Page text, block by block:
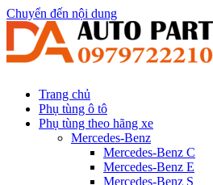
Chuyển đến nội dung
Trang chủ
Phụ tùng ô tô
Phụ tùng theo hãng xe
Mercedes-Benz
Mercedes-Benz C
Mercedes-Benz E
Mercedes-Benz S